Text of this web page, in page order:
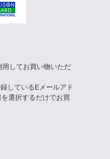
してお買い物いただ
しているEメールアド
選択するだけでお買